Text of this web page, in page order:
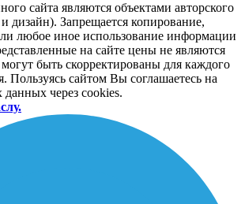
сайта являются объектами авторского
дизайн). Запрещается копирование,
любое иное использование информации
на сайте цены не являются
быть скорректированы для каждого
Пользуясь сайтом Вы соглашаетесь на
через cookies.